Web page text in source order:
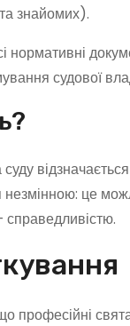
знайомих).
нормативні
судової
незмінною: це